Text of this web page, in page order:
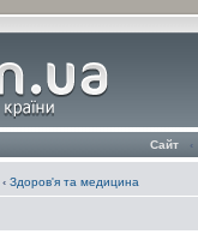
Сайт ‹
‹ Здоров'я та медицина